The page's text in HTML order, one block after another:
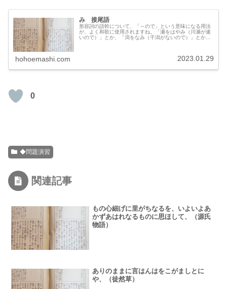
み 接尾語
形容詞の語幹について、「～ので」という意味になる用法
が、よく和歌に使用されますね。「瀬をはやみ（川瀬が速
いので）」とか、「潟をなみ（干潟がないので）」とかい
hohoemashi.com 2023.01.29
0
◆問題演習
関連記事
もの心細げに里がちなるを、いよいよあ
かずあはれなるものに思ほして、（源氏
物語）
ありのままに言はんはをこがましとに
や、（徒然草）